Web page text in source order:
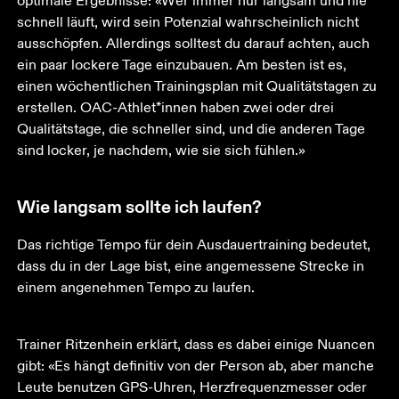
schnell läuft, wird sein Potenzial wahrscheinlich nicht
ausschöpfen. Allerdings solltest du darauf achten, auch
ein paar lockere Tage einzubauen. Am besten ist es,
einen wöchentlichen Trainingsplan mit Qualitätstagen zu
erstellen. OAC-Athlet*innen haben zwei oder drei
Qualitätstage, die schneller sind, und die anderen Tage
sind locker, je nachdem, wie sie sich fühlen.»
Wie langsam sollte ich laufen?
Das richtige Tempo für dein Ausdauertraining bedeutet,
dass du in der Lage bist, eine angemessene Strecke in
einem angenehmen Tempo zu laufen.
Trainer Ritzenhein erklärt, dass es dabei einige Nuancen
gibt: «Es hängt definitiv von der Person ab, aber manche
Leute benutzen GPS-Uhren, Herzfrequenzmesser oder